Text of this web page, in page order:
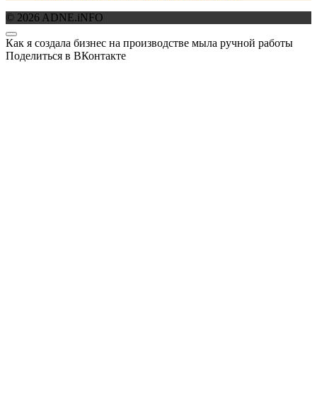
© 2026 ADNE.iNFO
Как я создала бизнес на производстве мыла ручной работы
Поделиться в ВКонтакте